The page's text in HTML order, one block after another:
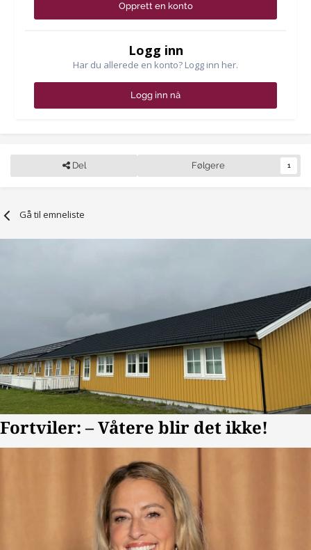
Opprett en konto
Logg inn
Har du allerede en konto? Logg inn her.
Logg inn nå
Del Følgere 1
Gå til emneliste